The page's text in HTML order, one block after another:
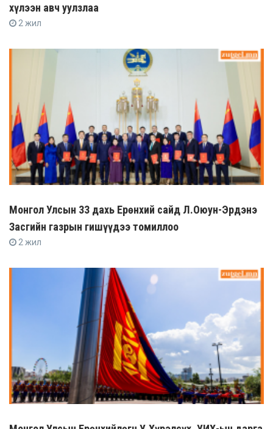
хүлээн авч уулзлаа
2 жил
Монгол Улсын 33 дахь Ерөнхий сайд Л.Оюун-Эрдэнэ
Засгийн газрын гишүүдээ томиллоо
2 жил